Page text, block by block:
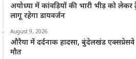
अयोध्या में कांवड़ियों की भारी भीड़ को
लागू रहेगा डायवर्जन
August 9, 2026
औरैया में दर्दनाक हादसा, बुंदेलखंड
मौत